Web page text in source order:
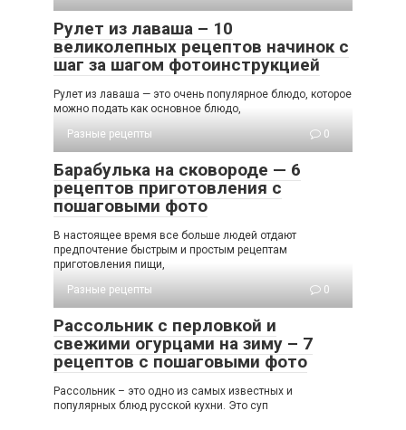
Рулет из лаваша – 10
великолепных рецептов начинок с
шаг за шагом фотоинструкцией
Рулет из лаваша — это очень популярное блюдо, которое
можно подать как основное блюдо,
Разные рецепты
0
Барабулька на сковороде — 6
рецептов приготовления с
пошаговыми фото
В настоящее время все больше людей отдают
предпочтение быстрым и простым рецептам
приготовления пищи,
Разные рецепты
0
Рассольник с перловкой и
свежими огурцами на зиму – 7
рецептов с пошаговыми фото
Рассольник – это одно из самых известных и
популярных блюд русской кухни. Это суп